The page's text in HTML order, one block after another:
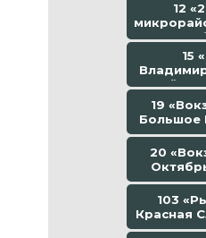
12
15
ой
19
Большое
20
103
Красная